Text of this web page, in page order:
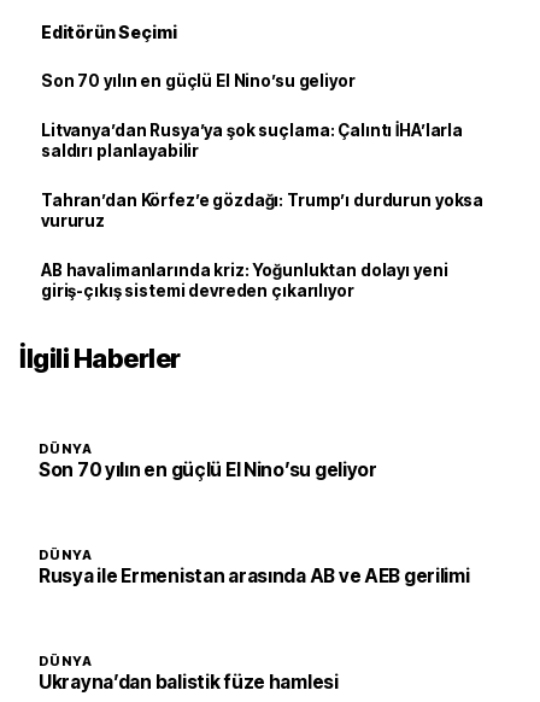
Editörün Seçimi
Son 70 yılın en güçlü El Nino’su geliyor
Litvanya’dan Rusya’ya şok suçlama: Çalıntı İHA’larla
saldırı planlayabilir
Tahran’dan Körfez’e gözdağı: Trump’ı durdurun yoksa
vururuz
AB havalimanlarında kriz: Yoğunluktan dolayı yeni
giriş-çıkış sistemi devreden çıkarılıyor
İlgili Haberler
DÜNYA
Son 70 yılın en güçlü El Nino’su geliyor
DÜNYA
Rusya ile Ermenistan arasında AB ve AEB gerilimi
DÜNYA
Ukrayna’dan balistik füze hamlesi